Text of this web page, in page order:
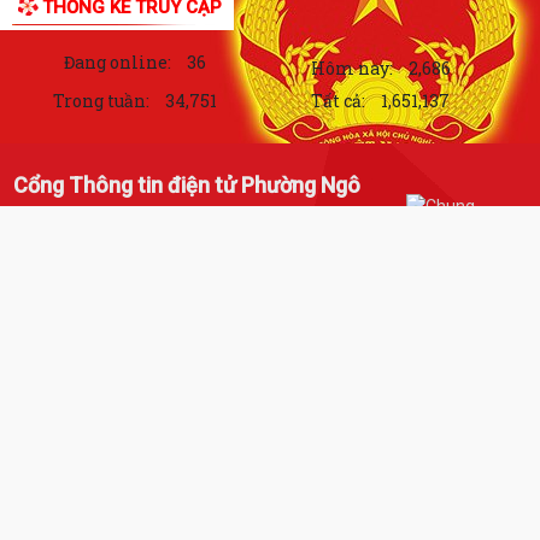
THỐNG KÊ TRUY CẬP
Đang online: 36 Hôm nay:
2,686
Trong tuần:
34,751 Tất cả: 1,651,137
Cổng Thông tin điện tử Phường Ngô